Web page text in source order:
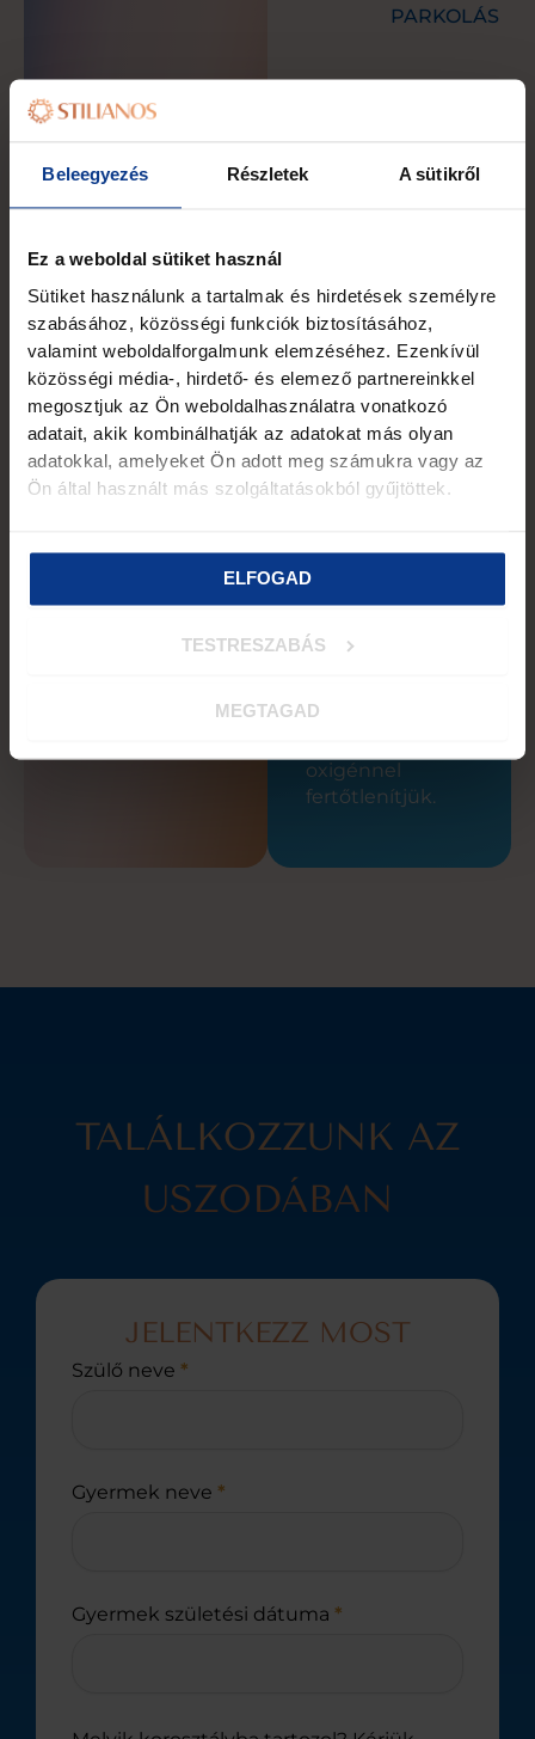
Beleegyezés Részletek A sütikről
Ez a weboldal sütiket használ
Sütiket használunk a tartalmak és hirdetések személyre
szabásához, közösségi funkciók biztosításához,
valamint weboldalforgalmunk elemzéséhez. Ezenkívül
közösségi média-, hirdető- és elemező partnereinkkel
megosztjuk az Ön weboldalhasználatra vonatkozó
adatait, akik kombinálhatják az adatokat más olyan
adatokkal, amelyeket Ön adott meg számukra vagy az
Ön által használt más szolgáltatásokból gyűjtöttek.
ELFOGAD
TESTRESZABÁS
MEGTAGAD
PARKOLÁS
A Stilianos
Babauszoda
környezetben
várjuk sok
szeretettel a
gyermekeket
egyedi vízi
készség- és
képességfejlesztő
foglalkozásainkra,
közfürdők,
kifejezetten
gyermekeknek
fenntartott
klórmentes, UV
oxigénnel
fertőtlenítjük.
TALÁLKOZZUNK AZ
USZODÁBAN
JELENTKEZZ MOST
Uszoda
Szülő neve *
Gyermek neve *
Gyermek születési dátuma *